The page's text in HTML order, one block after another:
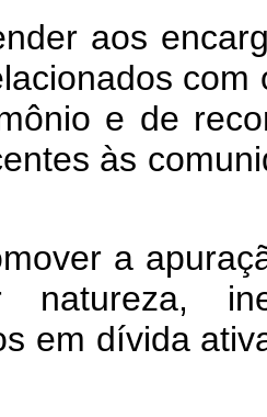
aos
e de
às
a apuração
natureza,
em dívida